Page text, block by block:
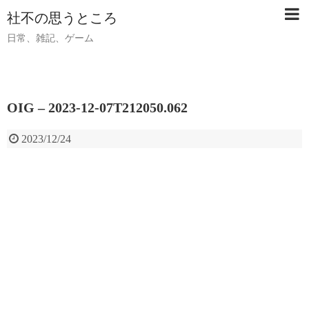
社不の思うところ
日常、雑記、ゲーム
OIG – 2023-12-07T212050.062
2023/12/24